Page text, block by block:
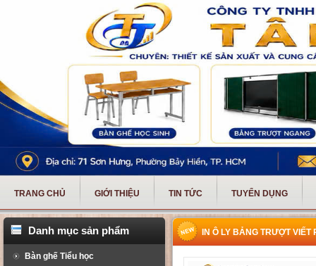
TRANG CHỦ GIỚI THIỆU TIN TỨC TUYỂN DỤNG
Danh mục sản phẩm
Bàn ghế Tiểu học
IN Ô LY BẢNG TRƯỢT